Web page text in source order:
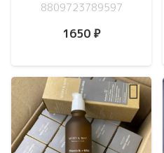
8809723789597
1650 ₽